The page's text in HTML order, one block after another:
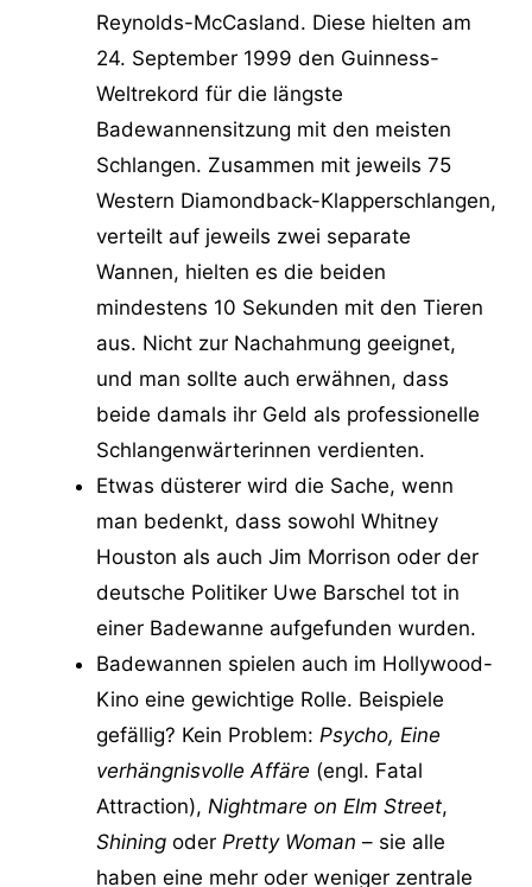
Reynolds-McCasland. Diese hielten am
24. September 1999 den Guinness-
Weltrekord für die längste
Badewannensitzung mit den meisten
Schlangen. Zusammen mit jeweils 75
Western Diamondback-Klapperschlangen,
verteilt auf jeweils zwei separate
Wannen, hielten es die beiden
mindestens 10 Sekunden mit den Tieren
aus. Nicht zur Nachahmung geeignet,
und man sollte auch erwähnen, dass
beide damals ihr Geld als professionelle
Schlangenwärterinnen verdienten.
Etwas düsterer wird die Sache, wenn
man bedenkt, dass sowohl Whitney
Houston als auch Jim Morrison oder der
deutsche Politiker Uwe Barschel tot in
einer Badewanne aufgefunden wurden.
Badewannen spielen auch im Hollywood-
Kino eine gewichtige Rolle. Beispiele
gefällig? Kein Problem: Psycho, Eine
verhängnisvolle Affäre (engl. Fatal
Attraction), Nightmare on Elm Street,
Shining oder Pretty Woman – sie alle
haben eine mehr oder weniger zentrale